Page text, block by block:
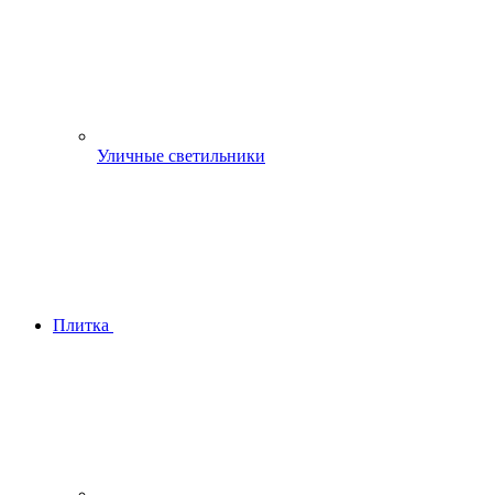
Уличные светильники
Плитка